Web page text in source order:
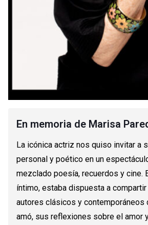
En memoria de Marisa
La icónica actriz nos quiso invitar a
personal y poético en un
mezclado poesía, recuerdos y cine.
íntimo, estaba dispuesta a
autores clásicos y contemporáneos
amó, sus reflexiones sobre el amor